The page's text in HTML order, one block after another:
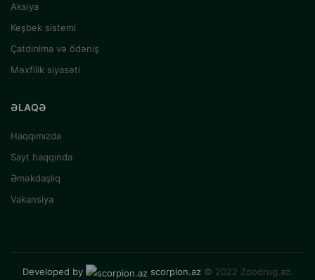
Aksiya
Keşbek sistemi
Çatdırılma və ödəniş
Məxfilik siyasəti
ƏLAQƏ
Haqqımızda
Sayt haqqında
Əməkdaşlıq
Vakansiya
Developed by scorpion.az © 2022 Zoodrug.az.